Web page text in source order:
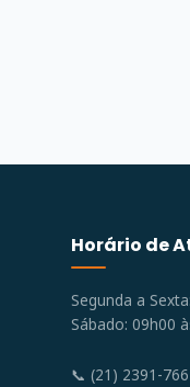
Horário de
Segunda a
Sábado: 09h00
📞 (21) 2391-